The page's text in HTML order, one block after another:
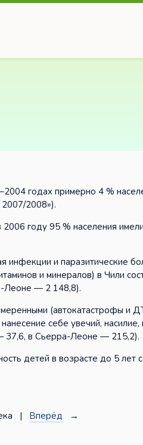
годах примерно 4 %
2008»).
году 95 % населения
и паразитические
и минералов) в Чили
Леоне — 2 148,8).
(автокатастрофы и
себе увечий, насилие,
37,6, в Сьерра-Леоне — 215,2).
детей в возрасте до 5 лет
| Вперёд →